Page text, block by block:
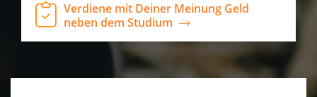
Verdiene mit Deiner Meinung Geld
neben dem Studium